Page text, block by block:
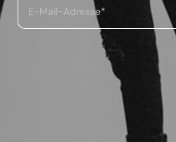
E-Mail-Adresse*